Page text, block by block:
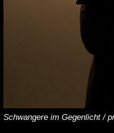
Schwangere im Gegenlicht /